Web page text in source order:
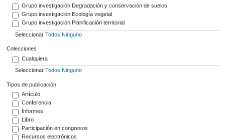
Grupo investigación Degradación y conservación de suelos
Grupo investigación Ecología vegetal
Grupo investigación Planificación territorial
Seleccionar Todos Ninguno
Colecciones
Cualquiera
Seleccionar Todos Ninguno
Tipos de publicación
Artículo
Conferencia
Informes
Libro
Participación en congresos
Recursos electrónicos